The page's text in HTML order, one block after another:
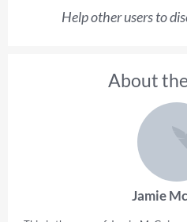
Help other users to
About
Jamie